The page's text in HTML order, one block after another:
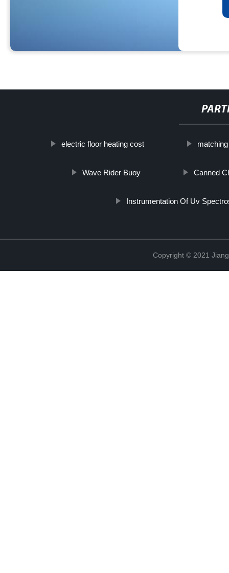
electric floor heating cost
Wave Rider Buoy Canned
Instrumentation Of Uv
Copyright © 2021